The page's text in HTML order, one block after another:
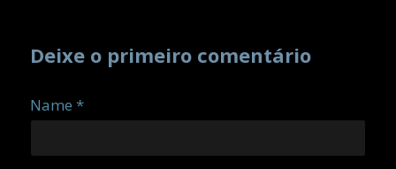
Deixe o primeiro comentário
Name *